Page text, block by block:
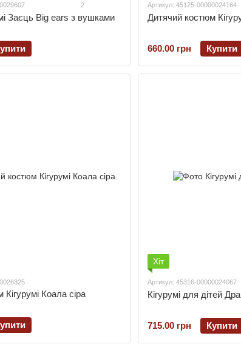
2
Заєць Big ears з вушками
Артикул: 45125-00000024164
Дитячий костюм
660.00 грн Купити
Коала сіра
Хіт
Артикул: 45316-00000024067
Кігурумі для дітей
715.00 грн Купити